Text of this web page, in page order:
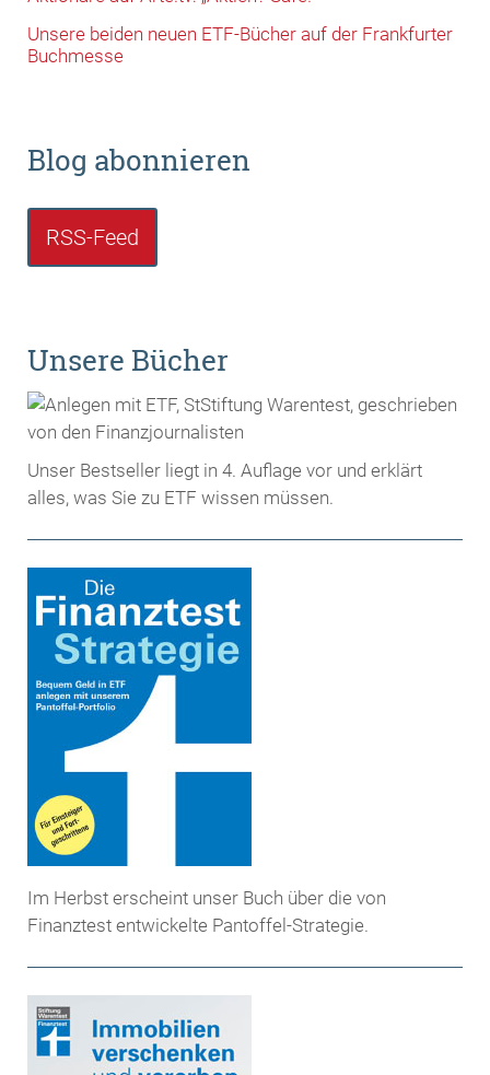
Unsere beiden neuen ETF-Bücher auf der Frankfurter
Buchmesse
Blog abonnieren
RSS-Feed
Unsere Bücher
Unser Bestseller liegt in 4. Auflage vor und erklärt
alles, was Sie zu ETF wissen müssen.
Im Herbst erscheint unser Buch über die von
Finanztest entwickelte Pantoffel-Strategie.